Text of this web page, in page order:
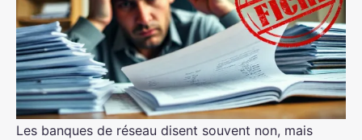
Les banques de réseau disent souvent non, mais